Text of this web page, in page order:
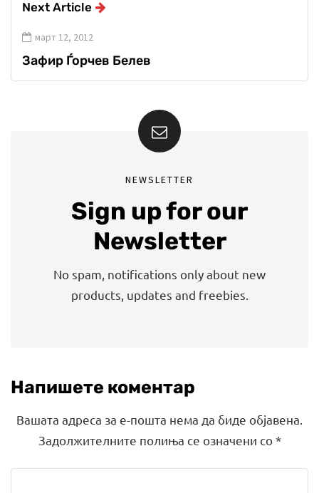
Next Article
март 12, 2012
Зафир Ѓорчев Белев
NEWSLETTER
Sign up for our
Newsletter
No spam, notifications only about new
products, updates and freebies.
Напишете коментар
Вашата адреса за е-пошта нема да биде објавена.
Задолжителните полиња се означени со*